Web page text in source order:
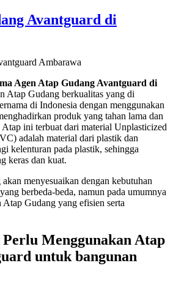
Avantguard di
Agen Atap Gudang Avantguard di
Atap Gudang berkualitas yang di
di Indonesia dengan menggunakan
produk yang tahan lama dan
ini terbuat dari material Unplasticized
adalah material dari plastik dan
kelenturan pada plastik, sehingga
keras dan kuat.
menyesuaikan dengan kebutuhan
berbeda-beda, namun pada umumnya
Gudang yang efisien serta
Menggunakan Atap
untuk bangunan